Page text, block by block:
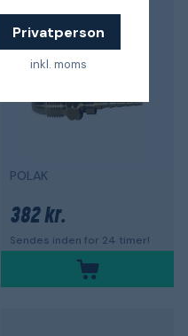
Privatperson
inkl. moms
POLAK
382 kr.
Sendes inden for 24 timer!